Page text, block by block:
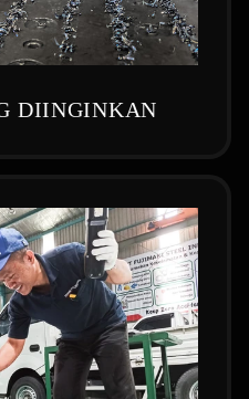
DIINGINKAN